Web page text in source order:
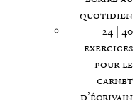
quotidien
24 | 40
exercices
pour le
carnet
d’écrivain